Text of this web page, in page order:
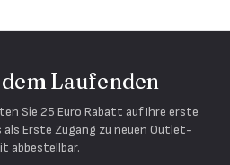
Laufenden
Sie 25 Euro Rabatt auf Ihre erste
als Erste Zugang zu neuen Outlet-
abbestellbar.